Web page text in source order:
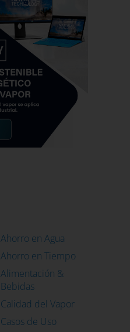
Ahorro en Agua
Ahorro en Tiempo
Alimentación &
Bebidas
Calidad del Vapor
Casos de Uso